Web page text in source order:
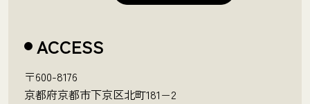
ACCESS
〒600-8176
京都府京都市下京区北町181−2